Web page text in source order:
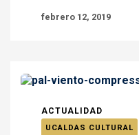
febrero 12, 2019
ACTUALIDAD
UCALDAS CULTURAL